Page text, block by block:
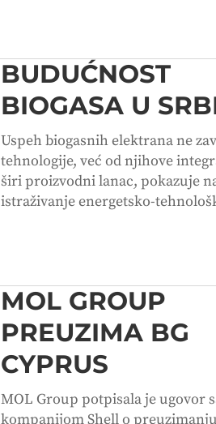
BUDUĆNOST
BIOGASA U
Uspeh biogasnih elektrana ne
tehnologije, već od njihove
širi proizvodni lanac, pokazuje
istraživanje energetsko-
MOL GROUP
PREUZIMA BG
CYPRUS
MOL Group potpisala je ugovor
kompanijom Shell o preuzimanju